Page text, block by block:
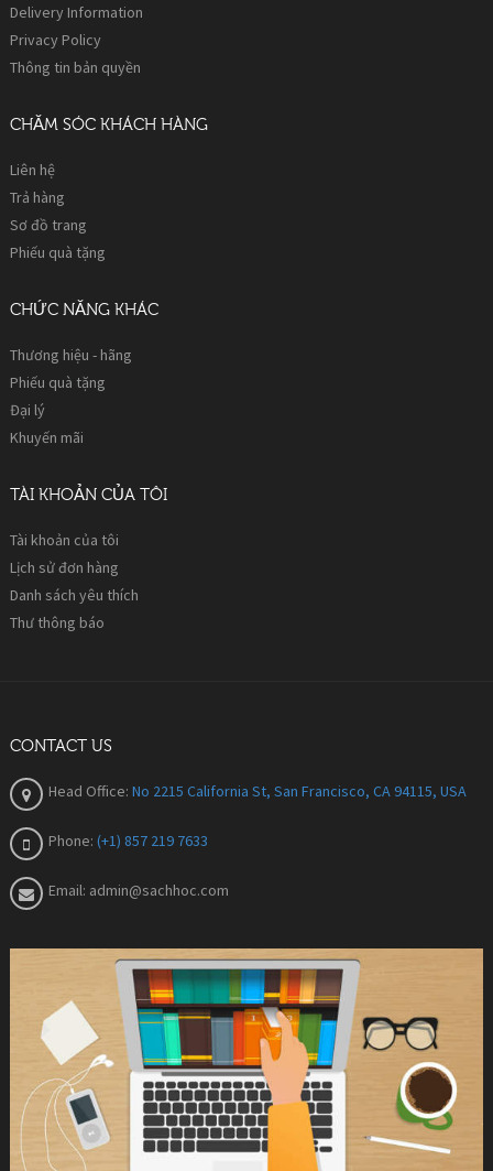
Delivery Information
Privacy Policy
Thông tin bản quyền
CHĂM SÓC KHÁCH HÀNG
Liên hệ
Trả hàng
Sơ đồ trang
Phiếu quà tặng
CHỨC NĂNG KHÁC
Thương hiệu - hãng
Phiếu quà tặng
Đại lý
Khuyến mãi
TÀI KHOẢN CỦA TÔI
Tài khoản của tôi
Lịch sử đơn hàng
Danh sách yêu thích
Thư thông báo
CONTACT US
Head Office: No 2215 California St, San Francisco, CA 94115, USA
Phone: (+1) 857 219 7633
Email: admin@sachhoc.com